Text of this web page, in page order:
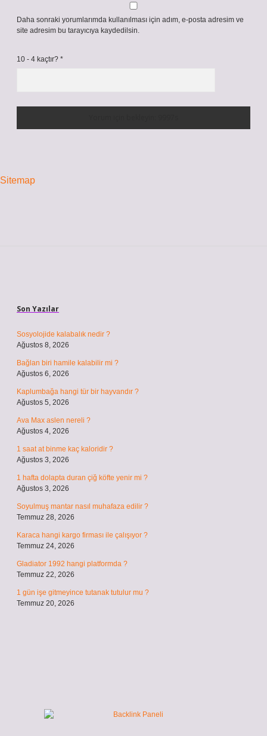
Daha sonraki yorumlarımda kullanılması için adım, e-posta adresim ve
site adresim bu tarayıcıya kaydedilsin.
10 - 4 kaçtır? *
Sitemap
Son Yazılar
Sosyolojide kalabalık nedir ?
Ağustos 8, 2026
Bağlan biri hamile kalabilir mi ?
Ağustos 6, 2026
Kaplumbağa hangi tür bir hayvandır ?
Ağustos 5, 2026
Ava Max aslen nereli ?
Ağustos 4, 2026
1 saat at binme kaç kaloridir ?
Ağustos 3, 2026
1 hafta dolapta duran çiğ köfte yenir mi ?
Ağustos 3, 2026
Soyulmuş mantar nasıl muhafaza edilir ?
Temmuz 28, 2026
Karaca hangi kargo firması ile çalışıyor ?
Temmuz 24, 2026
Gladiator 1992 hangi platformda ?
Temmuz 22, 2026
1 gün işe gitmeyince tutanak tutulur mu ?
Temmuz 20, 2026